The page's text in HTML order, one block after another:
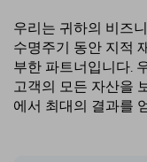
우리는 귀하의 비즈
수명주기 동안 지적
부한 파트너입니다.
고객의 모든 자산을
에서 최대의 결과를